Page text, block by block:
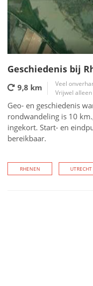
Geschiedenis bij
9,8 km
Veel
Vrijwel
Geo- en geschiedenis
rondwandeling is 10
ingekort. Start- en
bereikbaar.
RHENEN UTRECHT